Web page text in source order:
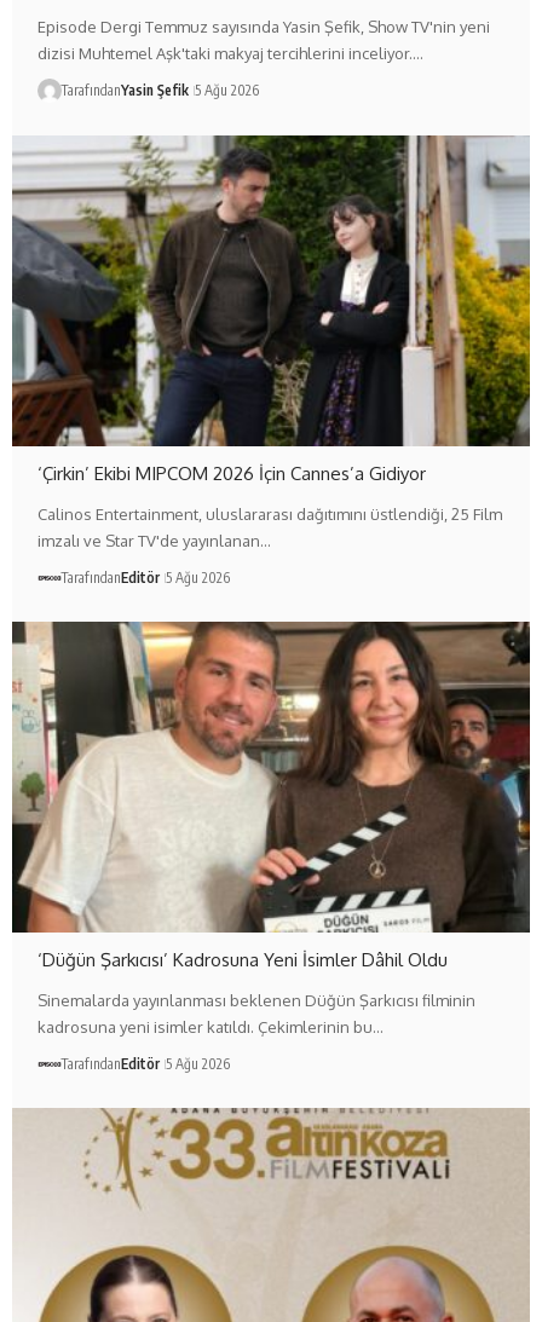
Episode Dergi Temmuz sayısında Yasin Şefik, Show TV'nin yeni
dizisi Muhtemel Aşk'taki makyaj tercihlerini inceliyor.…
TarafındanYasin Şefik 5 Ağu 2026
‘Çirkin’ Ekibi MIPCOM 2026 İçin Cannes’a Gidiyor
Calinos Entertainment, uluslararası dağıtımını üstlendiği, 25 Film
imzalı ve Star TV'de yayınlanan…
TarafındanEditör 5 Ağu 2026
‘Düğün Şarkıcısı’ Kadrosuna Yeni İsimler Dâhil Oldu
Sinemalarda yayınlanması beklenen Düğün Şarkıcısı filminin
kadrosuna yeni isimler katıldı. Çekimlerinin bu…
TarafındanEditör 5 Ağu 2026